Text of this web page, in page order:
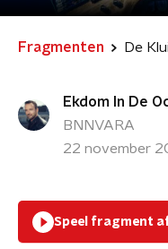
Fragmenten
Ekdom In De
BNNVARA
22 november
Speel fragment